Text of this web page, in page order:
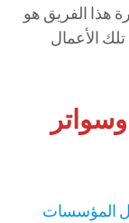
هذا الفريق هو
الأعمال
المؤسسات